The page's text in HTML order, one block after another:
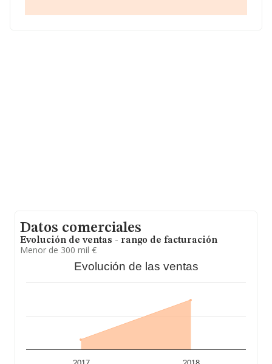
Datos comerciales
Evolución de ventas - rango de facturación
Menor de 300 mil €
Evolución de las ventas